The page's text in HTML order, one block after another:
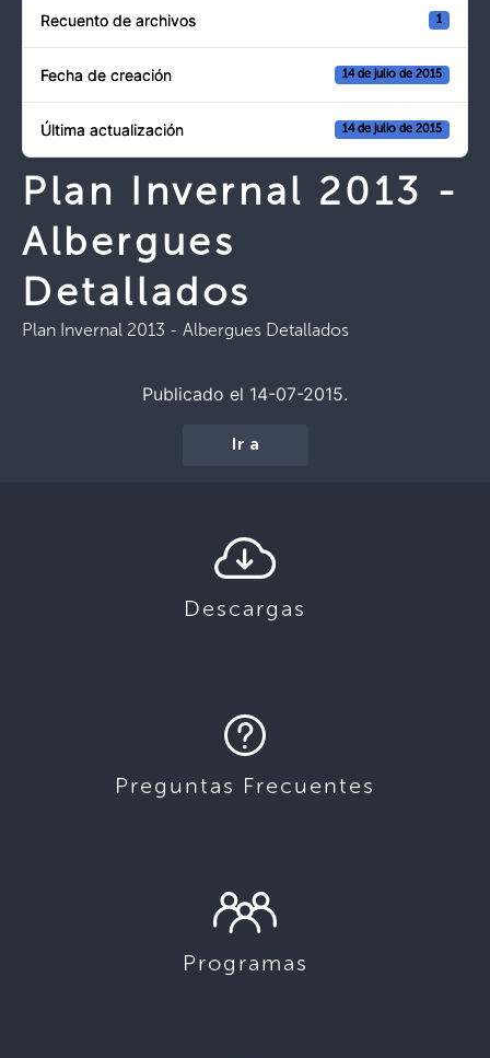
Recuento de archivos 1
Fecha de creación 14 de julio de 2015
Última actualización 14 de julio de 2015
Plan Invernal 2013 -
Albergues
Detallados
Plan Invernal 2013 - Albergues Detallados
Publicado el 14-07-2015.
Ir a
Descargas
Preguntas Frecuentes
Programas